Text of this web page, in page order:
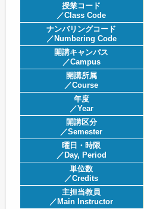
授業コード
／Class Code
ナンバリングコード
／Numbering Code
開講キャンパス
／Campus
開講所属
／Course
年度
／Year
開講区分
／Semester
曜日・時限
／Day, Period
単位数
／Credits
主担当教員
／Main Instructor